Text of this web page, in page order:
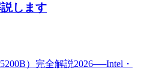
します
）完全解説2026──Intel・